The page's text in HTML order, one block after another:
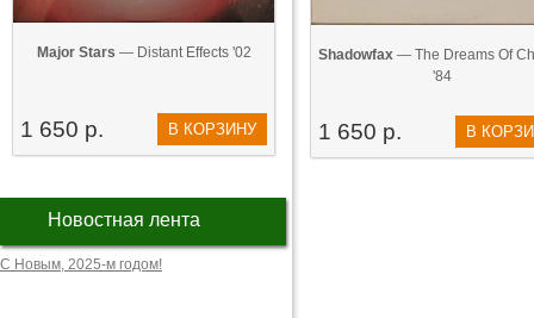
Major Stars — Distant Effects '02
1 650 р. В КОРЗИНУ
Новостная лента
С Новым, 2025-м годом!
Shadowfax — The Dreams Of
'84
1 650 р. В